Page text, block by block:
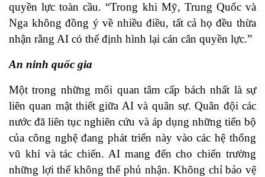
quyền lực toàn cầu. “Trong khi Mỹ, Trung Quốc và
Nga không đồng ý về nhiều điều, tất cả họ đều thừa
nhận rằng AI có thể định hình lại cán cân quyền lực.”
An ninh quốc gia
Một trong những mối quan tâm cấp bách nhất là sự
liên quan mật thiết giữa AI và quân sự. Quân đội các
nước đã liên tục nghiên cứu và áp dụng những tiến bộ
của công nghệ đang phát triển này vào các hệ thống
vũ khí và tác chiến. AI mang đến cho chiến trường
những lợi thế không thể phủ nhận. Không chỉ bảo vệ